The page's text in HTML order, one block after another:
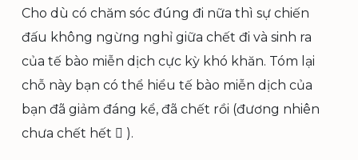
Cho dù có chăm sóc đúng đi nữa thì sự chiến
đấu không ngừng nghỉ giữa chết đi và sinh ra
của tế bào miễn dịch cực kỳ khó khăn. Tóm lại
chỗ này bạn có thể hiểu tế bào miễn dịch của
bạn đã giảm đáng kể, đã chết rồi (đương nhiên
chưa chết hết  ).